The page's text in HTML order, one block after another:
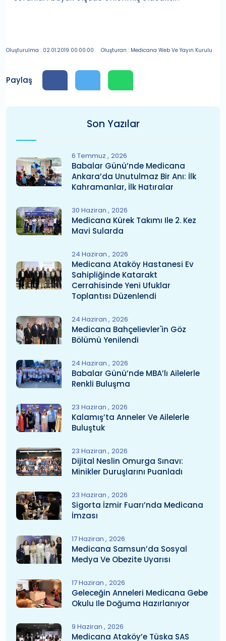
Oluşturulma : 02.01.2019 00:00:00 Oluşturan : Medicana Web Ve Yayın Kurulu
Paylaş
Son Yazılar
6 Temmuz 2026
Babalar Günü’nde Medicana
Ankara’da Unutulmaz Bir Anı: İlk
Kahramanlar, İlk Hatıralar
30 Haziran 2026
Medicana Kürek Takımı Ile 2. Kez
Mavi Sularda
24 Haziran 2026
Medicana Ataköy Hastanesi Ev
Sahipliğinde Katarakt
Cerrahisinde Yeni Ufuklar
Toplantısı Düzenlendi
24 Haziran 2026
Medicana Bahçelievler'in Göz
Bölümü Yenilendi
24 Haziran 2026
Babalar Günü’nde MBA’lı Ailelerle
Renkli Buluşma
23 Haziran 2026
Kalamış’ta Anneler Ve Ailelerle
Buluştuk
23 Haziran 2026
Dijital Neslin Omurga Sınavı:
Minikler Duruşlarını Puanladı
23 Haziran 2026
Sigorta İzmir Fuarı’nda Medicana
İmzası
17 Haziran 2026
Medicana Samsun’da Sosyal
Medya Ve Obezite Uyarısı
17 Haziran 2026
Geleceğin Anneleri Medicana Gebe
Okulu Ile Doğuma Hazırlanıyor
9 Haziran 2026
Medicana Ataköy’e Tüska SAS